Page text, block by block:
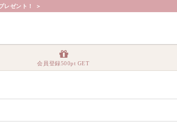
レゼント！ ＞
会員登録500pt GET